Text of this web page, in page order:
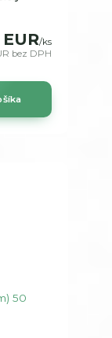
/ks
bez DPH